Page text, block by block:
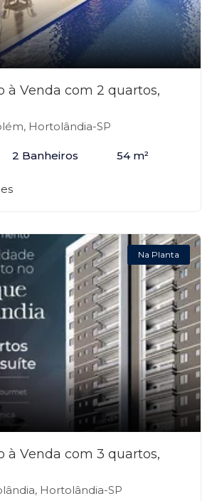
à Venda com 2 quartos,
Hortolândia-SP
2 Banheiros 54 m²
Na Planta
à Venda com 3 quartos,
Hortolândia-SP